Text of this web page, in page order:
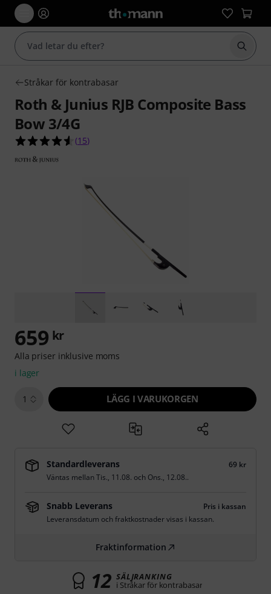
Börja
Stråkar för kontrabasar
Roth & Junius RJB Composite Bass
Bow 3/4G
4.5 av 5 stjärnor från 15 kundbetyg
(15)
659 kr
Alla priser inklusive moms
i lager
1 LÄGG I VARUKORGEN
Standardleverans
69 kr
Väntas mellanTis., 11.08. och Ons., 12.08..
Snabb Leverans
Pris i kassan
Leveransdatum och fraktkostnader visas i kassan.
Fraktinformation
12 SÄLJRANKING
i Stråkar för kontrabasar